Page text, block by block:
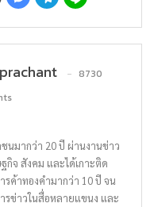
8730
นมากว่า 20 ปี ผ่านงานข่าว
กิจ สังคม และได้เกาะติด
รค้าทองคำมากว่า 10 ปี จน
รข่าวในสื่อหลายแขนง และ